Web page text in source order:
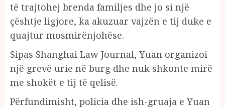
të trajtohej brenda familjes dhe jo si një
çështje ligjore, ka akuzuar vajzën e tij duke e
quajtur mosmirënjohëse.
Sipas Shanghai Law Journal, Yuan organizoi
një grevë urie në burg dhe nuk shkonte mirë
me shokët e tij të qelisë.
Përfundimisht, policia dhe ish-gruaja e Yuan